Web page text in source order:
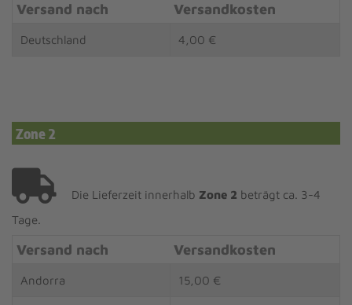
Versand nach Versandkosten
Deutschland 4,00 €
Zone 2
Die Lieferzeit innerhalb Zone 2 beträgt ca. 3-4
Tage.
Versand nach Versandkosten
Andorra 15,00 €